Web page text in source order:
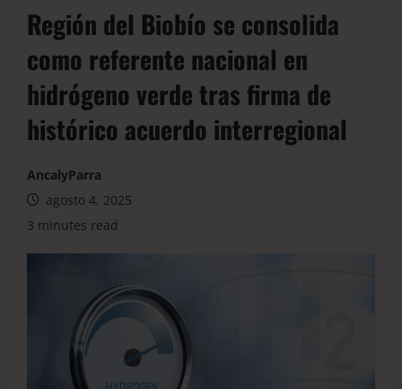
Región del Biobío se consolida
como referente nacional en
hidrógeno verde tras firma de
histórico acuerdo interregional
AncalyParra
agosto 4, 2025
3 minutes read